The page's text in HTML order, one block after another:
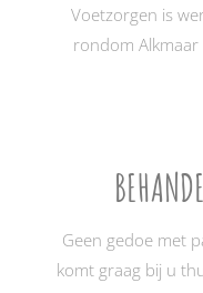
Voetzorgen is
rondom
Geen gedoe met
komt graag bij u